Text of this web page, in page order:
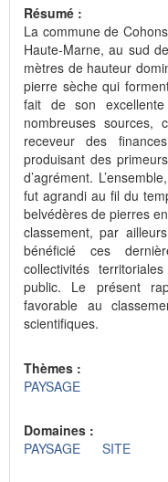
Résumé :
La commune de
Haute-Marne, au sud
mètres de hauteur
pierre sèche qui
fait de son
nombreuses
receveur des
produisant des
d’agrément.
fut agrandi au fil du
belvédères de pierres
classement, par
bénéficié ces
collectivités
public. Le présent
favorable au
scientifiques.
Thèmes :
PAYSAGE
Domaines :
PAYSAGE
SITE